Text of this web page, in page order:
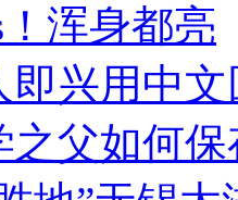
浑身都亮
即兴用中
之父如何